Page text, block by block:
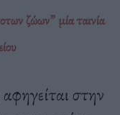
ζώων” μία ταινία
στην